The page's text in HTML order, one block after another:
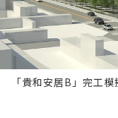
「貴和安居B」完工